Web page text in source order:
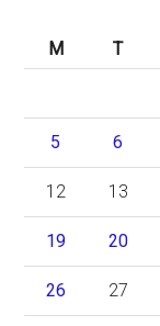
M
T
5 6
12 13
19 20
26 27